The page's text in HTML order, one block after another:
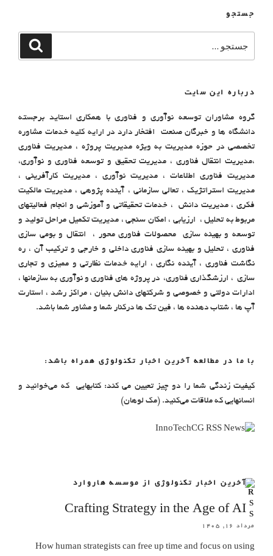
جستجو
درباره این سایت
گروه مشاوران توسعه نوآوری و فناوری با همکاری استاید برجسته
دانشگاه ها و خبرگان صنعت افتخار دارد در ارایه کلیه خدمات مشاوره
تخصصی در حوزه مدیریت به ویژه مدیریت پروژه ، مدیریت فناوری
،مدیریت انتقال فناوری ، مدیریت تحقیق و توسعه فناوری و نوآوری،
مدیریت فناوری اطلاعات ، مدیریت نوآوری ، مدیریت کارآفرینی ،
مدیریت استراتژیک ، تعالی سازمانی ، آینده پژوهی ، مدیریت مالکیت
فکری ، مدیریت دانش ، خدمات تحقیقاتی و آموزشی و انجام فعالیتهای
مربوط به تحلیل ، ارزیابی ، امکان سنجی ، مدیریت تکمیل مراحل تولید و
توسعه و بهینه سازی محصولات فناوری محور ، انتقال و بومی سازی
فناوری ، تحلیل و بهینه سازی فناوری داخلی و خارجی و ترکیب آن ، ره
نگاشت فناوری ، آینده نگاری ، ارایه خدمات نظارتی و ممیزی و تجاری
سازی ، ارزشگذاری فناوری، در پروژه های فناوری و نوآوری به سازمانها ،
ادارات دولتی و خصوصی و شرکتهای دانش بنیان ، مراکز رشد ، استارت
آپ ها ، شتاب دهنده ها ، فین تک ها درکنار شما و مشاور شما باشد.
با ما در مطالعه آخرین اخبار تکنولوژی همراه باشد:
کیفیت زندگی شما را دو چیز تعیین می کند: کتابهایی که می‌خوانید و
انسانهایی که ملاقات می‌کنید. (مک لوهان)
آخرین اخبار تکنولوژی از موسسه هاروارد
Crafting Strategy in the Age of AI
مرداد ۱۶, ۱۴۰۵
How human strategists can free up time and focus on using